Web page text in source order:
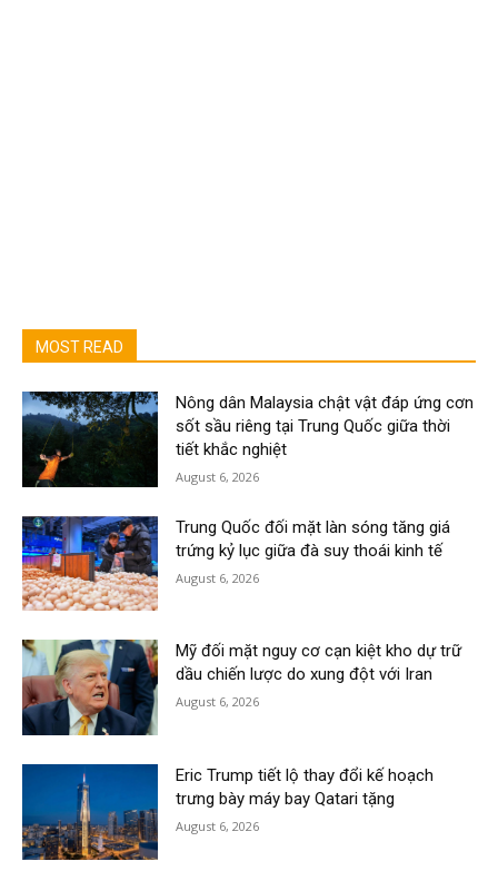
MOST READ
Nông dân Malaysia chật vật đáp ứng cơn
sốt sầu riêng tại Trung Quốc giữa thời
tiết khắc nghiệt
August 6, 2026
Trung Quốc đối mặt làn sóng tăng giá
trứng kỷ lục giữa đà suy thoái kinh tế
August 6, 2026
Mỹ đối mặt nguy cơ cạn kiệt kho dự trữ
dầu chiến lược do xung đột với Iran
August 6, 2026
Eric Trump tiết lộ thay đổi kế hoạch
trưng bày máy bay Qatari tặng
August 6, 2026